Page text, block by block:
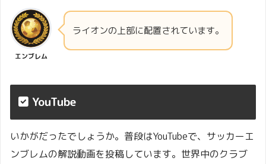
エンブレム
ライオンの上部に配置されています。
YouTube
いかがだったでしょうか。普段はYouTubeで、サッカーエ
ンブレムの解説動画を投稿しています。世界中のクラブ